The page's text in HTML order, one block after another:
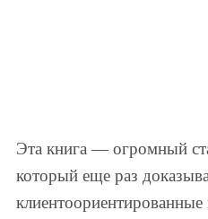
Эта книга — огромный
который еще раз